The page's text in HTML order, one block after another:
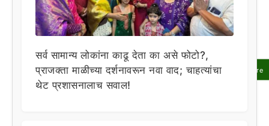
Share
सर्व सामान्य लोकांना काढू देता का असे फोटो?,
प्राजक्ता माळीच्या दर्शनावरून नवा वाद; चाहत्यांचा
थेट प्रशासनालाच सवाल!